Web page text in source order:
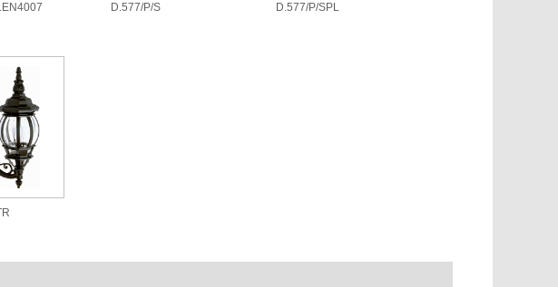
D.577/P/S D.577/P/SPL